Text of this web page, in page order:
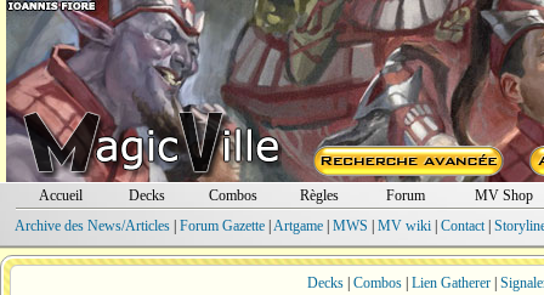
Accueil Decks Combos Règles Forum
MV Shop
Archive des News/Articles| Forum Gazette| Artgame| MWS MV wiki| Contact|
Decks| Combos| Lien Gatherer|